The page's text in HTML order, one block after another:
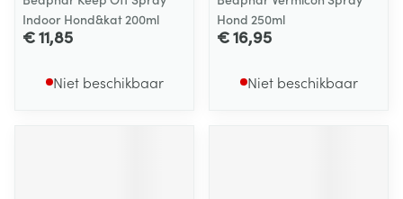
Indoor Hond&kat 200ml
€ 11,85
Niet beschikbaar
Hond 250ml
€ 16,95
Niet beschikbaar